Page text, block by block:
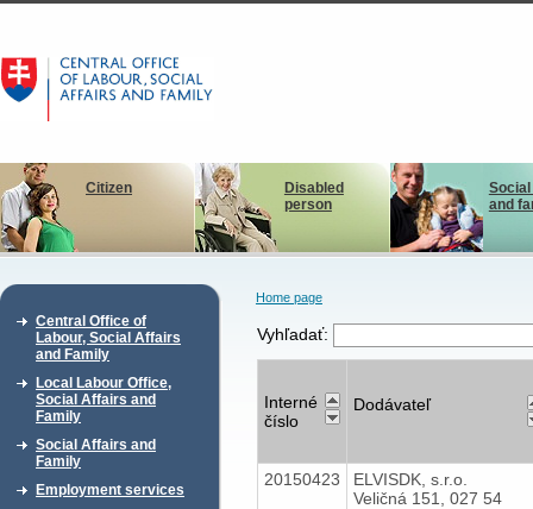
Citizen
Disabled
person
and
Central Office of
Labour, Social Affairs
and Family
Local Labour Office,
Social Affairs and
Family
Social Affairs and
Family
Employment services
Home page
Vyhľadať:
Interné
číslo
Dodávateľ
20150423
ELVISDK, s.r.o.
Veličná 151, 027 54